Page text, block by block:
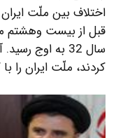
اختلاف بین ملّت
قبل از بیست وهشتم
سال 32 به اوج
کردند، ملّت ایران را